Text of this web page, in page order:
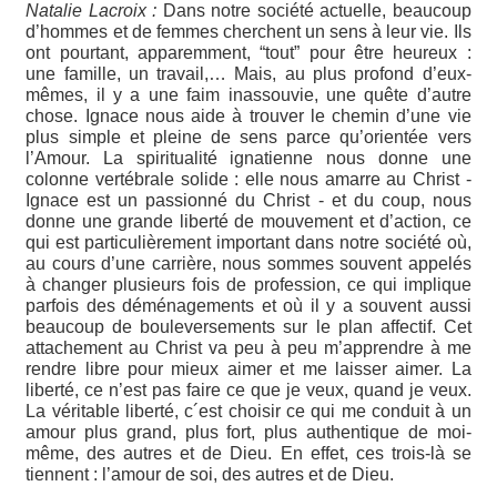
Natalie Lacroix : Dans notre société actuelle, beaucoup
d’hommes et de femmes cherchent un sens à leur vie. Ils
ont pourtant, apparemment, “tout” pour être heureux :
une famille, un travail,… Mais, au plus profond d’eux-
mêmes, il y a une faim inassouvie, une quête d’autre
chose. Ignace nous aide à trouver le chemin d’une vie
plus simple et pleine de sens parce qu’orientée vers
l’Amour. La spiritualité ignatienne nous donne une
colonne vertébrale solide : elle nous amarre au Christ -
Ignace est un passionné du Christ - et du coup, nous
donne une grande liberté de mouvement et d’action, ce
qui est particulièrement important dans notre société où,
au cours d’une carrière, nous sommes souvent appelés
à changer plusieurs fois de profession, ce qui implique
parfois des déménagements et où il y a souvent aussi
beaucoup de bouleversements sur le plan affectif. Cet
attachement au Christ va peu à peu m’apprendre à me
rendre libre pour mieux aimer et me laisser aimer. La
liberté, ce n’est pas faire ce que je veux, quand je veux.
La véritable liberté, c´est choisir ce qui me conduit à un
amour plus grand, plus fort, plus authentique de moi-
même, des autres et de Dieu. En effet, ces trois-là se
tiennent : l’amour de soi, des autres et de Dieu.